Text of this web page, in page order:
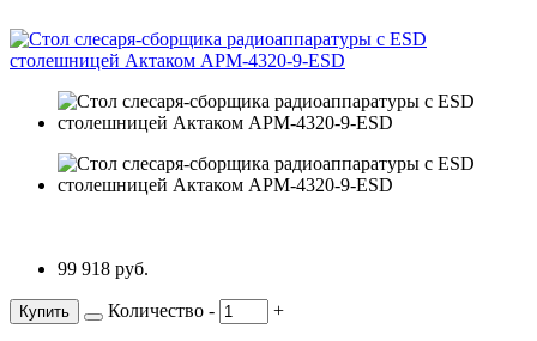
99 918 руб.
Купить Количество - +